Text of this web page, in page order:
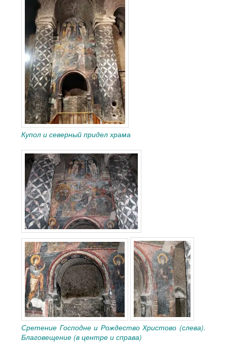
Купол и северный придел храма
Сретение Господне и Рождество Христово (слева).
Благовещение (в центре и справа)